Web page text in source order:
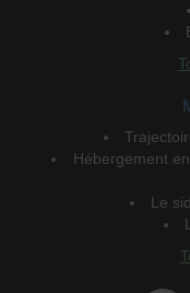
Hébergement
Le